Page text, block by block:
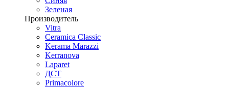
Зеленая
Производитель
Vitra
Ceramica Classic
Kerama Marazzi
Kerranova
Laparet
ДСТ
Primacolore